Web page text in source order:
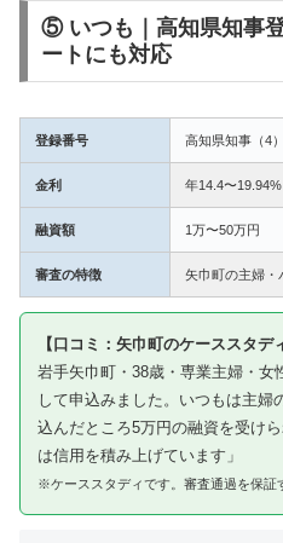
⑤ いつも｜高知県知事
ートにも対応
登録番号 高知県知事（4
金利 年14.4〜19.94%
融資額 1万〜50万円
審査の特徴 矢巾町の主婦・
【口コミ：矢巾町のケーススタデ
岩手矢巾町・38歳・専業主婦・女
して申込みました。いつもは主婦
込んだところ5万円の融資を受け
は信用を積み上げています」
※ケーススタディです。審査通過を保証